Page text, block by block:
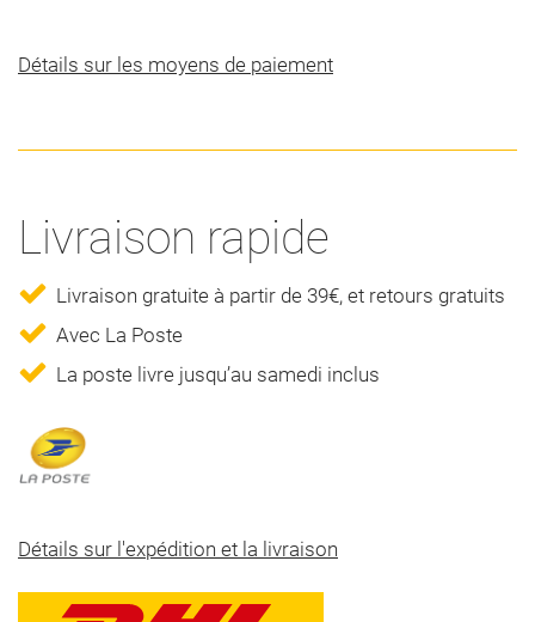
Détails sur les moyens de paiement
Livraison rapide
Livraison gratuite à partir de 39€, et retours gratuits
Avec La Poste
La poste livre jusqu’au samedi inclus
Détails sur l'expédition et la livraison